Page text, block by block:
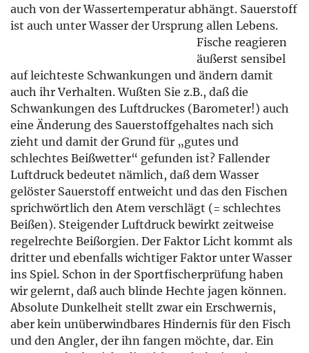
auch von der Wassertemperatur abhängt. Sauerstoff
ist auch unter Wasser der Ursprung allen Lebens.
Fische reagieren
äußerst sensibel
auf leichteste Schwankungen und ändern damit
auch ihr Verhalten. Wußten Sie z.B., daß die
Schwankungen des Luftdruckes (Barometer!) auch
eine Änderung des Sauerstoffgehaltes nach sich
zieht und damit der Grund für „gutes und
schlechtes Beißwetter“ gefunden ist? Fallender
Luftdruck bedeutet nämlich, daß dem Wasser
gelöster Sauerstoff entweicht und das den Fischen
sprichwörtlich den Atem verschlägt (= schlechtes
Beißen). Steigender Luftdruck bewirkt zeitweise
regelrechte Beißorgien. Der Faktor Licht kommt als
dritter und ebenfalls wichtiger Faktor unter Wasser
ins Spiel. Schon in der Sportfischerprüfung haben
wir gelernt, daß auch blinde Hechte jagen können.
Absolute Dunkelheit stellt zwar ein Erschwernis,
aber kein unüberwindbares Hindernis für den Fisch
und den Angler, der ihn fangen möchte, dar. Ein